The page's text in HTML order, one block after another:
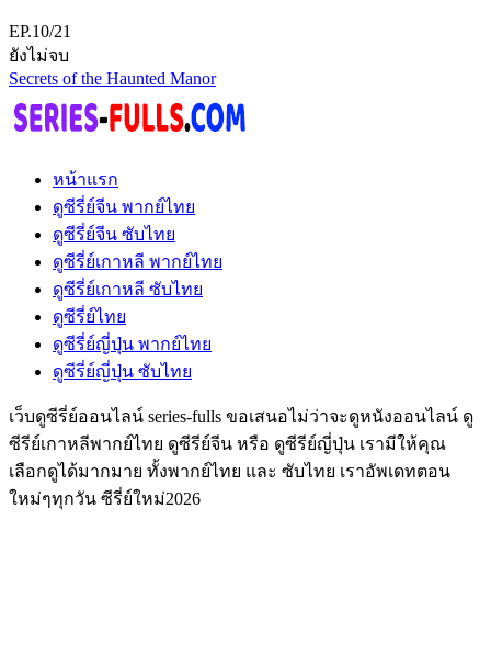
EP.10/21
ยังไม่จบ
Secrets of the Haunted Manor
หน้าแรก
ดูซีรี่ย์จีน พากย์ไทย
ดูซีรี่ย์จีน ซับไทย
ดูซีรี่ย์เกาหลี พากย์ไทย
ดูซีรี่ย์เกาหลี ซับไทย
ดูซีรี่ย์ไทย
ดูซีรี่ย์ญี่ปุ่น พากย์ไทย
ดูซีรี่ย์ญี่ปุ่น ซับไทย
เว็บดูซีรี่ย์ออนไลน์ series-fulls ขอเสนอไม่ว่าจะดูหนังออนไลน์ ดู
ซีรีย์เกาหลีพากย์ไทย ดูซีรีย์จีน หรือ ดูซีรีย์ญี่ปุ่น เรามีให้คุณ
เลือกดูได้มากมาย ทั้งพากย์ไทย และ ซับไทย เราอัพเดทตอน
ใหม่ๆทุกวัน ซีรี่ย์ใหม่2026